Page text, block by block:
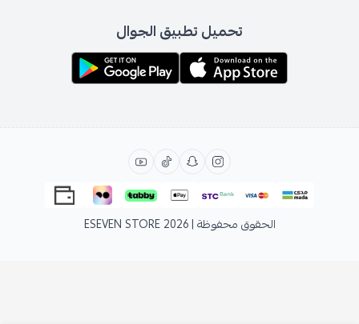
تحميل تطبيق الجوال
الحقوق محفوظة | 2026 ESEVEN STORE